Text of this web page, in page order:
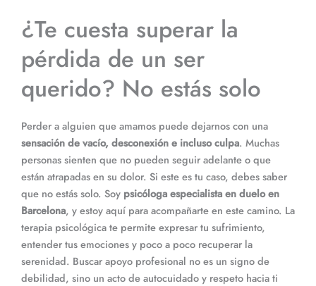
¿Te cuesta superar la
pérdida de un ser
querido? No estás solo
Perder a alguien que amamos puede dejarnos con una
sensación de vacío, desconexión e incluso culpa. Muchas
personas sienten que no pueden seguir adelante o que
están atrapadas en su dolor. Si este es tu caso, debes saber
que no estás solo. Soy psicóloga especialista en duelo en
Barcelona, y estoy aquí para acompañarte en este camino. La
terapia psicológica te permite expresar tu sufrimiento,
entender tus emociones y poco a poco recuperar la
serenidad. Buscar apoyo profesional no es un signo de
debilidad, sino un acto de autocuidado y respeto hacia ti